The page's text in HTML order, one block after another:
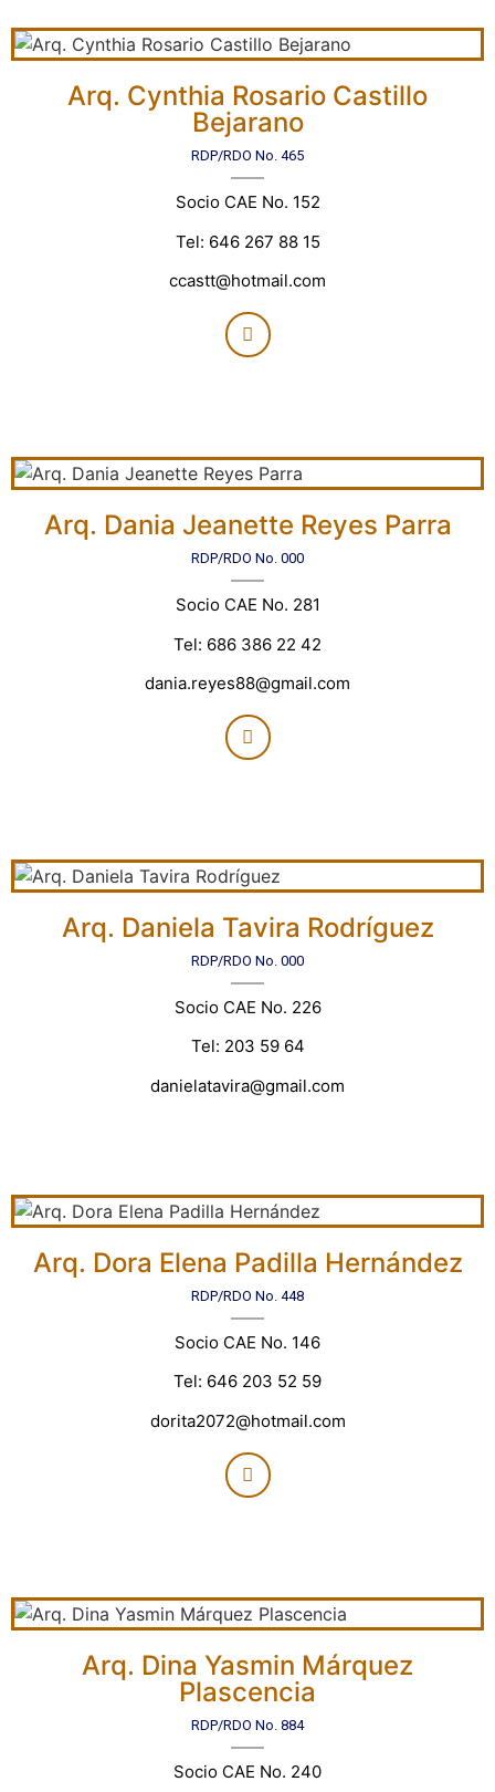
Arq. Cynthia Rosario Castillo
Bejarano
RDP/RDO No. 465
Socio CAE No. 152
Tel: 646 267 88 15
ccastt@hotmail.com
Arq. Dania Jeanette Reyes Parra
RDP/RDO No. 000
Socio CAE No. 281
Tel: 686 386 22 42
dania.reyes88@gmail.com
Arq. Daniela Tavira Rodríguez
RDP/RDO No. 000
Socio CAE No. 226
Tel: 203 59 64
danielatavira@gmail.com
Arq. Dora Elena Padilla Hernández
RDP/RDO No. 448
Socio CAE No. 146
Tel: 646 203 52 59
dorita2072@hotmail.com
Arq. Dina Yasmin Márquez
Plascencia
RDP/RDO No. 884
Socio CAE No. 240